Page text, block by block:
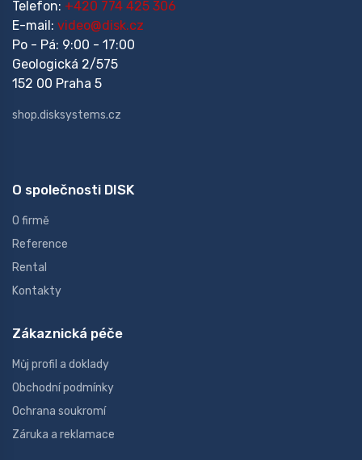
Telefon: +420 774 425 306
E-mail: video@disk.cz
Po - Pá: 9:00 - 17:00
Geologická 2/575
152 00 Praha 5
shop.disksystems.cz
O společnosti DISK
O firmě
Reference
Rental
Kontakty
Zákaznická péče
Můj profil a doklady
Obchodní podmínky
Ochrana soukromí
Záruka a reklamace